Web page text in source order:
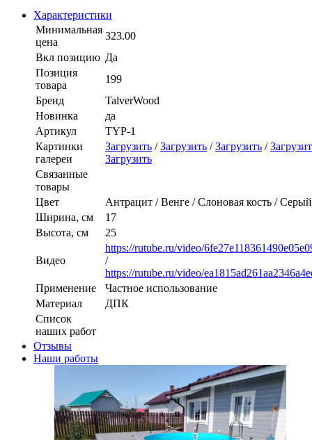
Характеристики
Минимальная
цена
323.00
Вкл позицию Да
Позиция
товара
199
Бренд
TalverWood
Новинка
да
Артикул
TYP-1
Картинки
галереи
Загрузить /Загрузить /Загрузить /
Загрузить
Связанные
товары
Цвет
Антрацит / Венге / Слоновая кость /
Ширина, см
17
Высота, см
25
Видео
https://rutube.ru/video/
/
https://rutube.ru/video/
Применение
Частное использование
Материал
ДПК
Список
наших работ
Отзывы
Наши работы